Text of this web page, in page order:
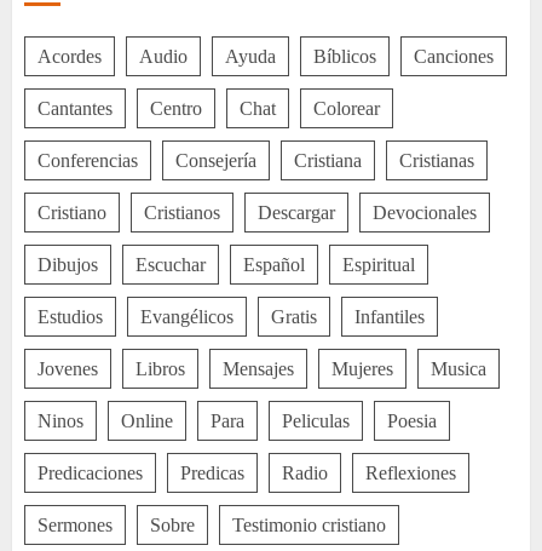
Acordes Audio Ayuda Bíblicos Canciones
Cantantes Centro Chat Colorear
Conferencias Consejería Cristiana Cristianas
Cristiano Cristianos Descargar Devocionales
Dibujos Escuchar Español Espiritual
Estudios Evangélicos Gratis Infantiles
Jovenes Libros Mensajes Mujeres Musica
Ninos Online Para Peliculas Poesia
Predicaciones Predicas Radio Reflexiones
Sermones Sobre Testimonio cristiano